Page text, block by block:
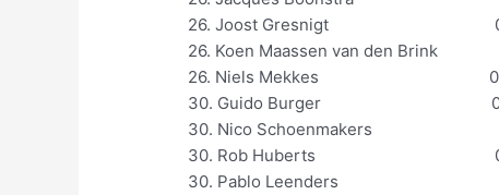
26. Joost Gresnigt 0,5
26. Koen Maassen van den Brink
26. Niels Mekkes 0,5
30. Guido Burger 0
30. Nico Schoenmakers 0
30. Rob Huberts 0
30. Pablo Leenders